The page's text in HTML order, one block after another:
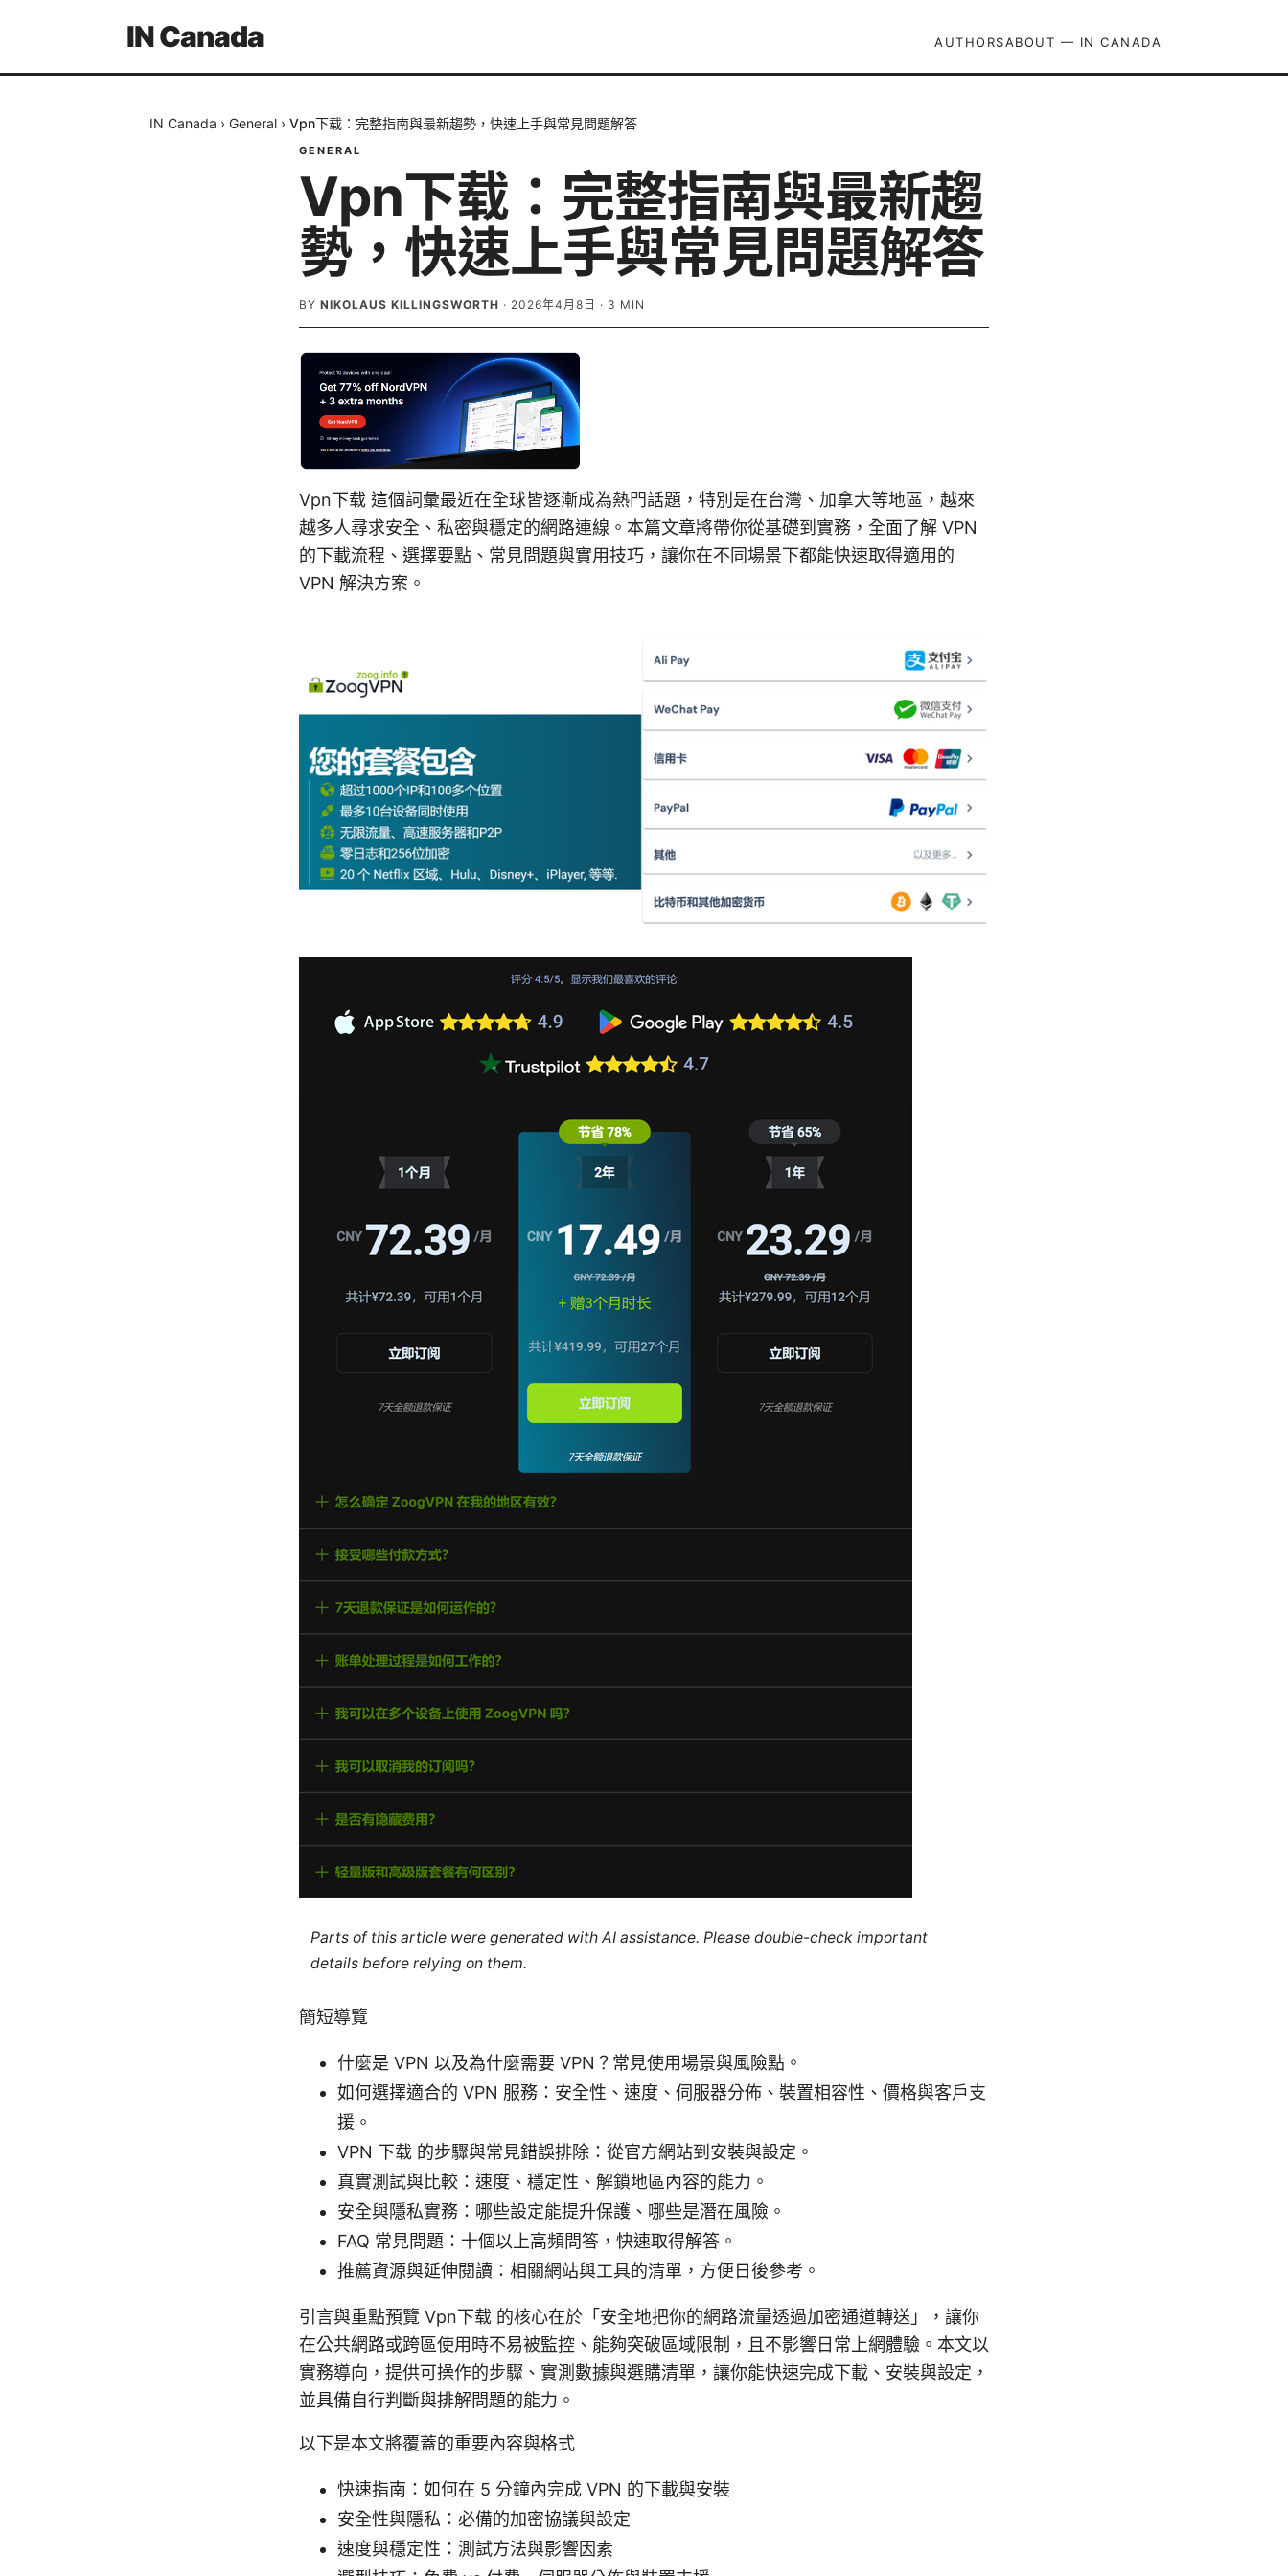
IN Canada AUTHORSABOUT — IN CANADA
IN Canada › General › Vpn下载：完整指南與最新趨勢，快速上手與常見問題解答
GENERAL
Vpn下载：完整指南與最新趨
勢，快速上手與常見問題解答
BY NIKOLAUS KILLINGSWORTH · 2026年4月8日 · 3 MIN
Vpn下载 這個詞彙最近在全球皆逐漸成為熱門話題，特別是在台灣、加拿大等地區，越來
越多人尋求安全、私密與穩定的網路連線。本篇文章將帶你從基礎到實務，全面了解 VPN
的下載流程、選擇要點、常見問題與實用技巧，讓你在不同場景下都能快速取得適用的
VPN 解決方案。
Parts of this article were generated with AI assistance. Please double-check important
details before relying on them.
簡短導覽
什麼是 VPN 以及為什麼需要 VPN？常見使用場景與風險點。
如何選擇適合的 VPN 服務：安全性、速度、伺服器分佈、裝置相容性、價格與客戶支
援。
VPN 下载 的步驟與常見錯誤排除：從官方網站到安裝與設定。
真實測試與比較：速度、穩定性、解鎖地區內容的能力。
安全與隱私實務：哪些設定能提升保護、哪些是潛在風險。
FAQ 常見問題：十個以上高頻問答，快速取得解答。
推薦資源與延伸閱讀：相關網站與工具的清單，方便日後參考。
引言與重點預覽 Vpn下载 的核心在於「安全地把你的網路流量透過加密通道轉送」，讓你
在公共網路或跨區使用時不易被監控、能夠突破區域限制，且不影響日常上網體驗。本文以
實務導向，提供可操作的步驟、實測數據與選購清單，讓你能快速完成下載、安裝與設定，
並具備自行判斷與排解問題的能力。
以下是本文將覆蓋的重要內容與格式
快速指南：如何在 5 分鐘內完成 VPN 的下載與安裝
安全性與隱私：必備的加密協議與設定
速度與穩定性：測試方法與影響因素